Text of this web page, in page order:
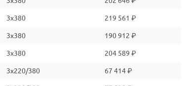
3x380 219 561 ₽
3x380 190 912 ₽
3x380 204 589 ₽
3x220/380 67 414 ₽